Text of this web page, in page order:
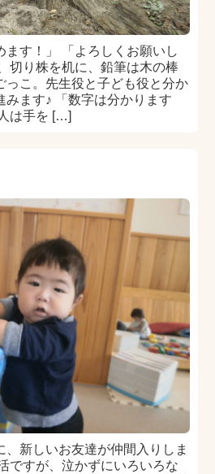
ます！」 「よろしくお願いし
切り株を机に、鉛筆は木の棒
っこ。先生役と子ども役と分か
みます♪ 「数字は分かります
は手を […]
、新しいお友達が仲間入りしま
ですが、泣かずにいろいろな